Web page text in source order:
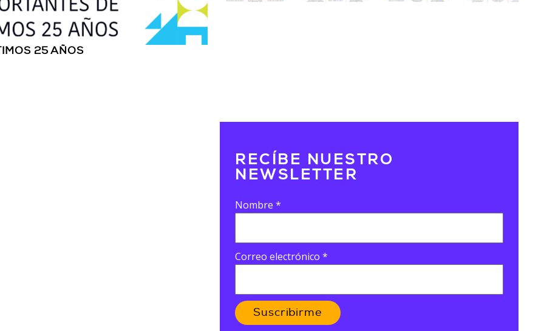
25 AÑOS
RECÍBE NUESTRO
NEWSLETTER
Nombre *
Correo electrónico *
Suscribirme